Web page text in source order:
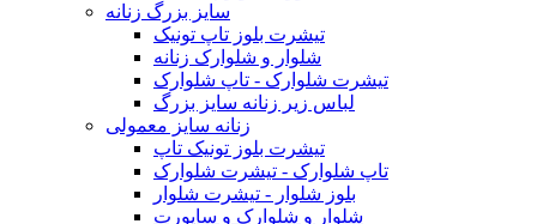
سایز بزرگ زنانه
تیشرت بلوز تاپ تونیک
شلوار و شلوارک زنانه
تیشرت شلوارک - تاپ شلوارک
لباس زیر زنانه سایز بزرگ
زنانه سایز معمولی
تیشرت بلوز تونیک تاپ
تاپ شلوارک - تیشرت شلوارک
بلوز شلوار - تیشرت شلوار
شلوار و شلوارک و ساپورت